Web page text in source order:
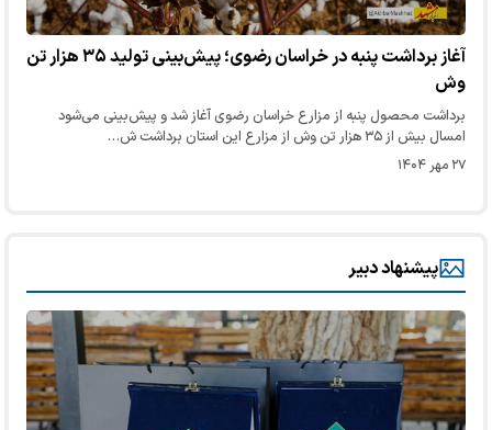
آغاز برداشت پنبه در خراسان رضوی؛ پیش‌بینی تولید ۳۵ هزار تن
وش
برداشت محصول پنبه از مزارع خراسان رضوی آغاز شد و پیش‌بینی می‌شود
امسال بیش از ۳۵ هزار تن وش از مزارع این استان برداشت ش…
۲۷ مهر ۱۴۰۴
پیشنهاد دبیر